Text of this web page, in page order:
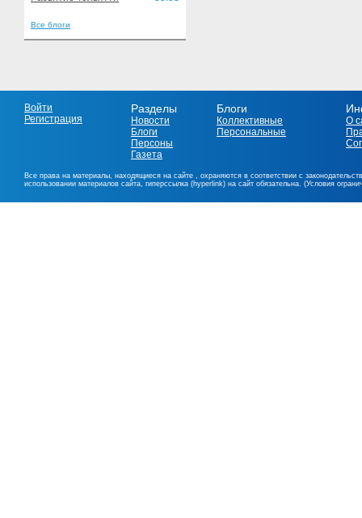
Все блоги
Войти
Регистрация
Разделы
Новости
Блоги
Персоны
Газета
Блоги
Коллективные
Персональные
О
Все права на материалы, находящиеся на сайте , охраняются в соответствии с
использовании материалов сайта, гиперссылка (hyperlink) на сайт обязательна. (Условия